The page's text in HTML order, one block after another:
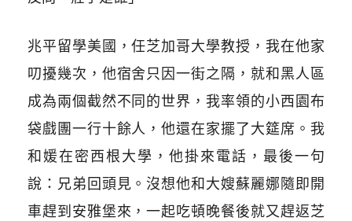
兆平留學美國，任芝加哥大學教授，我在他家
叨擾幾次，他宿舍只因一街之隔，就和黑人區
成為兩個截然不同的世界，我率領的小西園布
袋戲團一行十餘人，他還在家擺了大筵席。我
和媛在密西根大學，他掛來電話，最後一句
說：兄弟回頭見。沒想他和大嫂蘇麗娜隨即開
車趕到安雅堡來，一起吃頓晚餐後就又趕返芝